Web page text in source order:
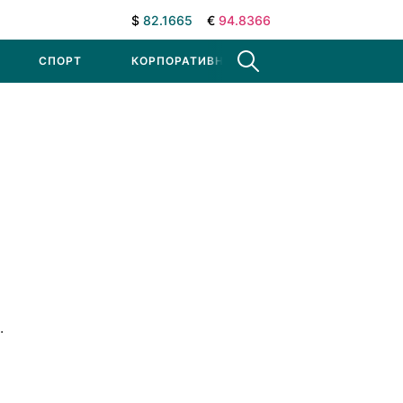
$ 82.1665 € 94.8366
СПОРТ КОРПОРАТИВНЫЕ НОВОСТИ